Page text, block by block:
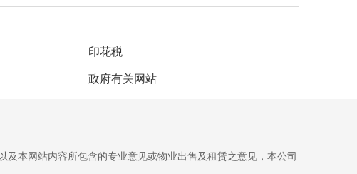
印花税
政府有关网站
本网站内容所包含的专业意见或物业出售及租赁之意见，本公司